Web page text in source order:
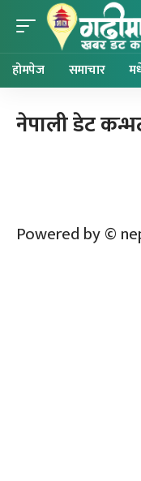
होमपेज समाचार
नेपाली डेट
Powered by ©